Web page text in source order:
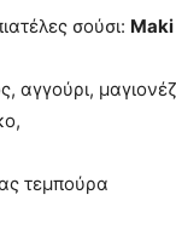
σούσι: Maki
αγγούρι,
τεμπούρα